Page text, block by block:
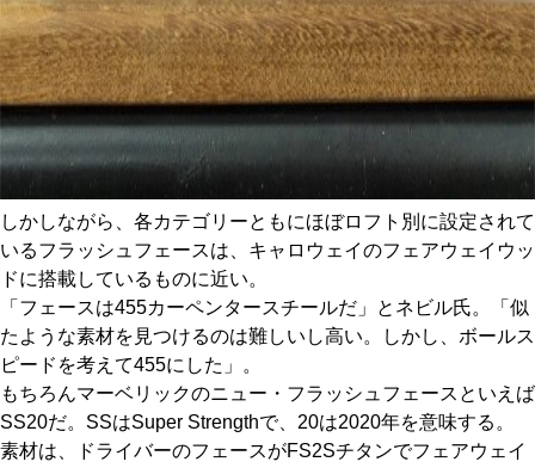
しかしながら、各カテゴリーともにほぼロフト別に設定されて
いるフラッシュフェースは、キャロウェイのフェアウェイウッ
ドに搭載しているものに近い。
「フェースは455カーペンタースチールだ」とネビル氏。「似
たような素材を見つけるのは難しいし高い。しかし、ボールス
ピードを考えて455にした」。
もちろんマーベリックのニュー・フラッシュフェースといえば
SS20だ。SSはSuper Strengthで、20は2020年を意味する。
素材は、ドライバーのフェースがFS2Sチタンでフェアウェイ